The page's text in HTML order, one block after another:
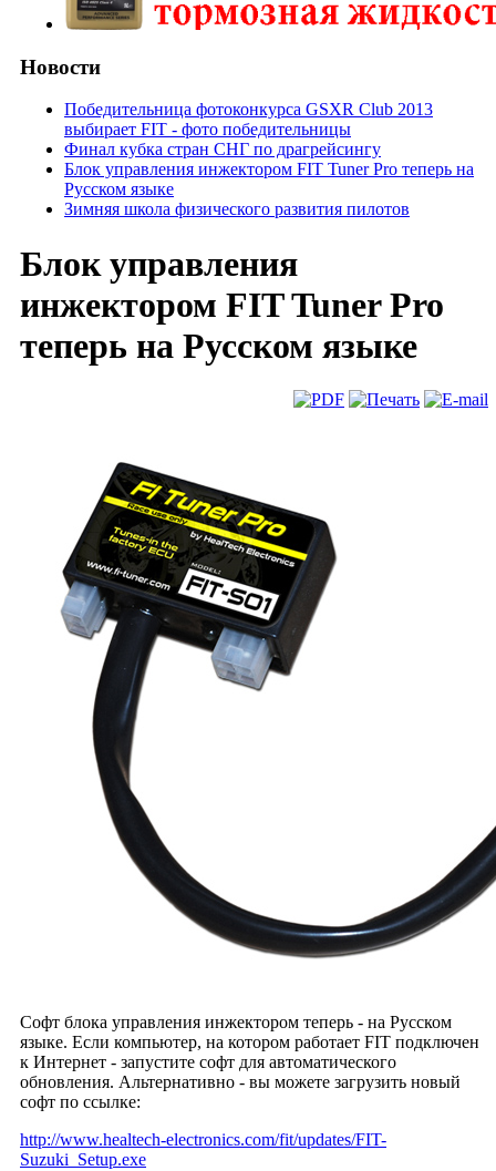
Новости
Победительница фотоконкурса GSXR Club 2013
выбирает FIT - фото победительницы
Финал кубка стран СНГ по драгрейсингу
Блок управления инжектором FIT Tuner Pro теперь на
Русском языке
Зимняя школа физического развития пилотов
Блок управления
инжектором FIT Tuner Pro
теперь на Русском языке
Софт блока управления инжектором теперь - на Русском
языке. Если компьютер, на котором работает FIT подключен
к Интернет - запустите софт для автоматического
обновления. Альтернативно - вы можете загрузить новый
софт по ссылке:
http://www.healtech-electronics.com/fit/updates/FIT-
Suzuki_Setup.exe